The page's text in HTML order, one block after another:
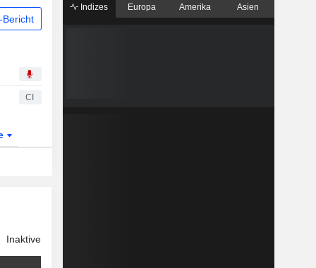
Bericht
CI
Inaktive
Indizes Europa Amerika Asien